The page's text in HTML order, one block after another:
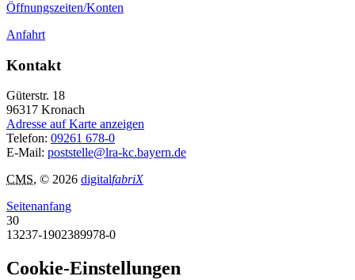
Öffnungszeiten/Konten
Anfahrt
Kontakt
Güterstr. 18
96317 Kronach
Adresse auf Karte anzeigen
Telefon: 09261 678-0
E-Mail: poststelle@lra-kc.bayern.de
CMS, © 2026 digitalfabriX
Seitenanfang
30
13237-1902389978-0
Cookie-Einstellungen